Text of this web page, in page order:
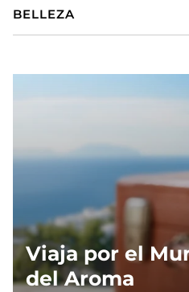
BELLEZA
Viaja por el
del Aroma